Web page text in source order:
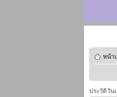
หน้า
ประวัติวัน